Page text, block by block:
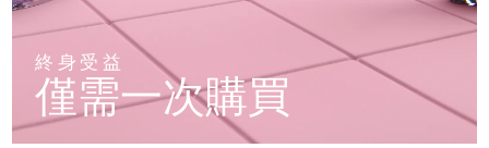
終身受益
僅需一次購買